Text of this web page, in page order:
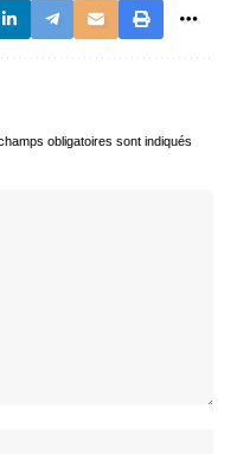
obligatoires sont indiqués